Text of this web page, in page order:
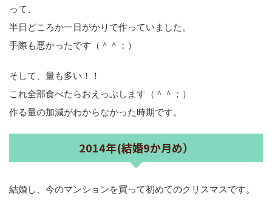
って、
半日どころか一日がかりで作っていました。
手際も悪かったです（＾＾；）
そして、量も多い！！
これ全部食べたらおえっぷします（＾＾；）
作る量の加減がわからなかった時期です。
2014年(結婚9か月め）
結婚し、今のマンションを買って初めてのクリスマスです。